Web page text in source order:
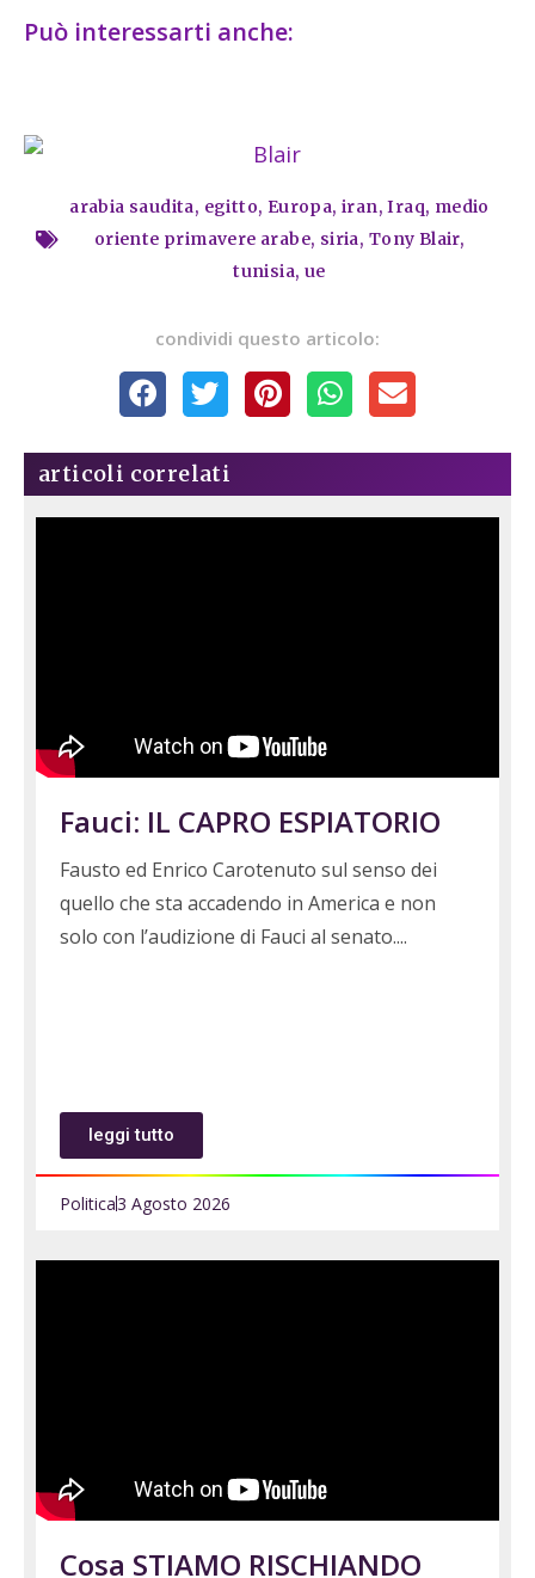
Può interessarti anche:
arabia saudita, egitto, Europa, iran,Iraq, medio
oriente primavere arabe, siria, Tony Blair,
tunisia, ue
condividi questo articolo:
articoli correlati
Fauci: IL CAPRO ESPIATORIO
Fausto ed Enrico Carotenuto sul senso dei
quello che sta accadendo in America e non
solo con l’audizione di Fauci al senato.
leggi tutto
Politica3 Agosto 2026
Cosa STIAMO RISCHIANDO